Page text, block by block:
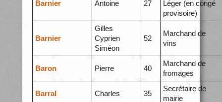
Barnier Antoine 27
Léger (en congé
provisoire)
Barnier
Gilles
Cyprien
Siméon
52
Marchand de
vins
Baron Pierre 40
Marchand de
fromages
Barral Charles 35
Secrétaire de
mairie